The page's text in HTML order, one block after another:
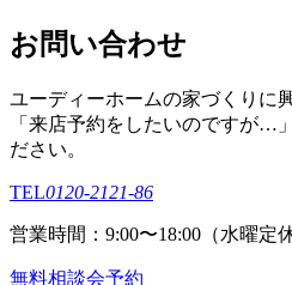
お問い合わせ
ユーディーホームの家づくりに
「来店予約をしたいのですが…
ださい。
TEL0120-2121-86
営業時間：9:00〜18:00（⽔曜定休
無料相談会予約